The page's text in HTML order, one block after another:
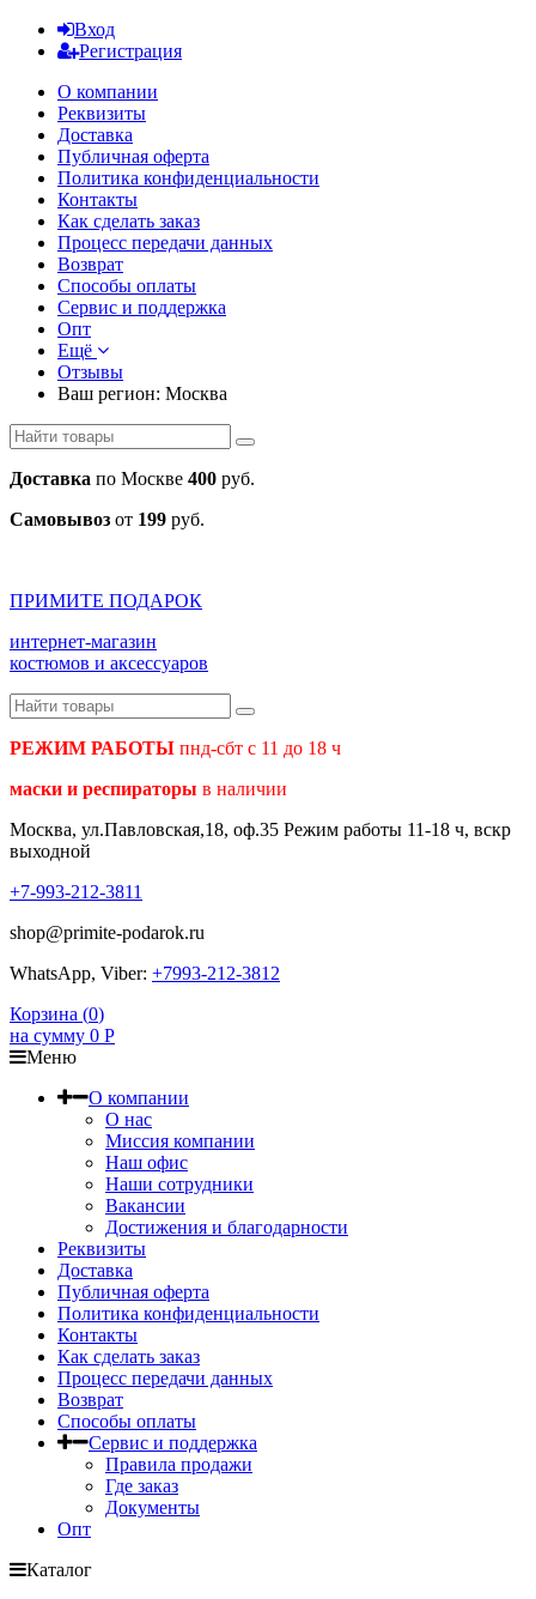
Вход
Регистрация
О компании
Реквизиты
Доставка
Публичная оферта
Политика конфиденциальности
Контакты
Как сделать заказ
Процесс передачи данных
Возврат
Способы оплаты
Сервис и поддержка
Опт
Ещё
Отзывы
Ваш регион: Москва
Доставка по Москве 400 руб.
Самовывоз от 199 руб.
ПРИМИТЕ ПОДАРОК
интернет-магазин
костюмов и аксессуаров
РЕЖИМ РАБОТЫ пнд-сбт с 11 до 18 ч
маски и респираторы в наличии
Москва, ул.Павловская,18, оф.35 Режим работы 11-18 ч, вскр
выходной
+7-993-212-3811
shop@primite-podarok.ru
WhatsApp, Viber: +7993-212-3812
Корзина (0)
на сумму 0 Р
Меню
О компании
О нас
Миссия компании
Наш офис
Наши сотрудники
Вакансии
Достижения и благодарности
Реквизиты
Доставка
Публичная оферта
Политика конфиденциальности
Контакты
Как сделать заказ
Процесс передачи данных
Возврат
Способы оплаты
Сервис и поддержка
Правила продажи
Где заказ
Документы
Опт
Каталог